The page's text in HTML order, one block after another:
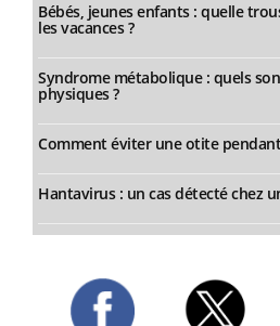
Bébés, jeunes enfants : quelle
les vacances ?
Syndrome métabolique : quels
physiques ?
Comment éviter une otite pendant
Hantavirus : un cas détecté chez